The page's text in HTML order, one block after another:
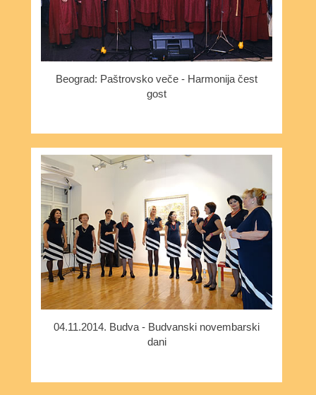
Beograd: Paštrovsko veče - Harmonija čest
gost
04.11.2014. Budva - Budvanski novembarski
dani